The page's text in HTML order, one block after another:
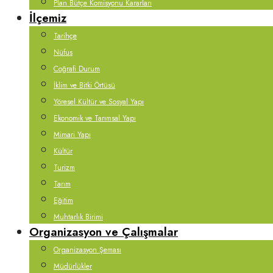
Plan Bütçe Komisyonu Kararları
İlçemiz
Tarihçe
Nüfus
Coğrafi Durum
İklim ve Bitki Örtüsü
Yöresel Kültür ve Sosyal Yapı
Ekonomik ve Tarımsal Yapı
Mimari Yapı
Kültür
Turizm
Tarım
Eğitim
Muhtarlık Birimi
Organizasyon ve Çalışmalar
Organizasyon Şeması
Müdürlükler